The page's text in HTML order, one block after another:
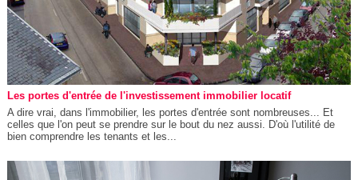
Les portes d'entrée de l'investissement immobilier locatif
A dire vrai, dans l'immobilier, les portes d'entrée sont nombreuses... Et
celles que l'on peut se prendre sur le bout du nez aussi. D'où l'utilité de
bien comprendre les tenants et les...